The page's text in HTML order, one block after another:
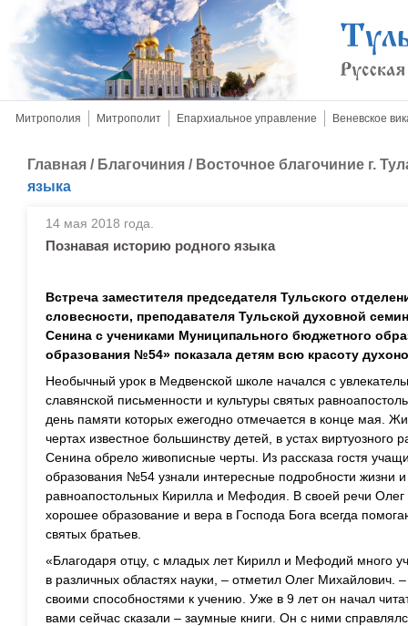
Митрополия Митрополит Епархиальное управление Веневское
Главная / Благочиния / Восточное благочиние г.
языка
14 мая 2018 года.
Познавая историю родного языка
Встреча заместителя председателя Тульского
словесности, преподавателя Тульской духовной
Сенина с учениками Муниципального бюджетного
образования №54» показала детям всю красоту
Необычный урок в Медвенской школе начался с
славянской письменности и культуры святых
день памяти которых ежегодно отмечается в конце мая.
чертах известное большинству детей, в устах виртуозного
Сенина обрело живописные черты. Из рассказа гостя
образования №54 узнали интересные подробности жизни и
равноапостольных Кирилла и Мефодия. В своей речи Олег
хорошее образование и вера в Господа Бога всегда
святых братьев.
«Благодаря отцу, с младых лет Кирилл и Мефодий много
в различных областях науки, – отметил Олег
своими способностями к учению. Уже в 9 лет он начал
вами сейчас сказали – заумные книги. Он с ними